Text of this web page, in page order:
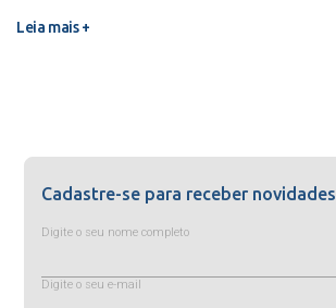
Leia mais +
Cadastre-se para receber novidades
Digite o seu nome completo
Digite o seu e-mail